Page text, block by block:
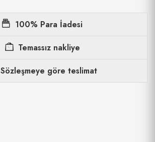
100% Para İadesi
Temassız nakliye
Sözleşmeye göre teslimat